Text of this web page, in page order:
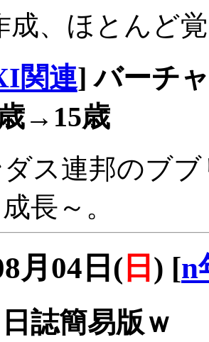
成、ほとんど
関連] バーチ
→15歳
ス連邦のブ
長～。
月04日( 日 ) [n
誌簡易版ｗ